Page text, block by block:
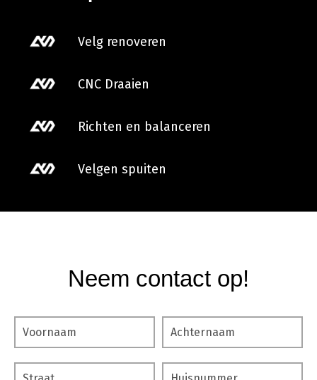
Velg renoveren
CNC Draaien
Richten en balanceren
Velgen spuiten
Neem contact op!